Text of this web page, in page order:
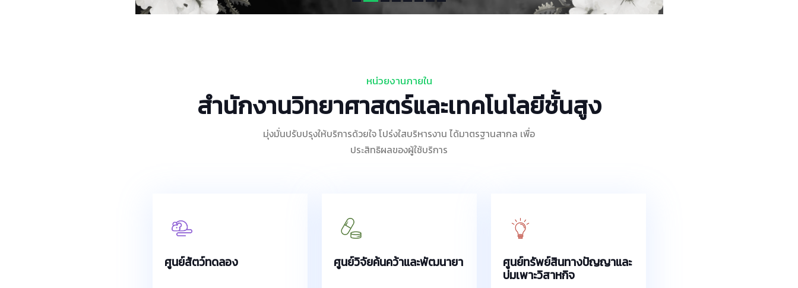
หน่วยงานภายใน
สำนักงานวิทยาศาสตร์และเทคโนโลยีชั้นสูง
มุ่งมั่นปรับปรุงให้บริการด้วยใจ โปร่งใสบริหารงาน ได้มาตรฐานสากล เพื่อ
ประสิทธิผลของผู้ใช้บริการ
ศูนย์สัตว์ทดลอง ศูนย์วิจัยค้นคว้าและพัฒนายา ศูนย์ทรัพย์สินทางปัญญาและ
บ่มเพาะวิสาหกิจ